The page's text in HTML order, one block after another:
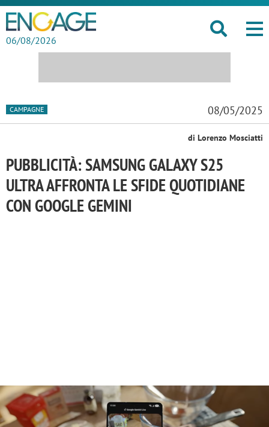
06/08/2026
CAMPAGNE 08/05/2025
di Lorenzo Mosciatti
PUBBLICITÀ: SAMSUNG GALAXY S25
ULTRA AFFRONTA LE SFIDE QUOTIDIANE
CON GOOGLE GEMINI